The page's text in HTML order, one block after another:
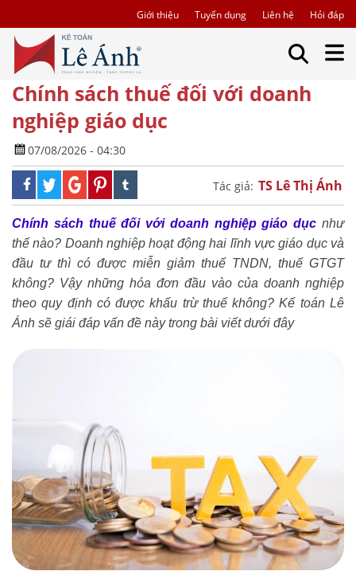
Giới thiệu Tuyển dụng Liên hệ Hỏi đáp
Chính sách thuế đối với doanh
nghiệp giáo dục
07/08/2026 - 04:30
Tác giả: TS Lê Thị Ánh
Chính sách thuế đối với doanh nghiệp giáo dục như
thế nào? Doanh nghiệp hoạt động hai lĩnh vực giáo dục và
đầu tư thì có được miễn giảm thuế TNDN, thuế GTGT
không? Vậy những hóa đơn đầu vào của doanh nghiệp
theo quy định có được khấu trừ thuế không? Kế toán Lê
Ánh sẽ giái đáp vấn đề này trong bài viết dưới đây